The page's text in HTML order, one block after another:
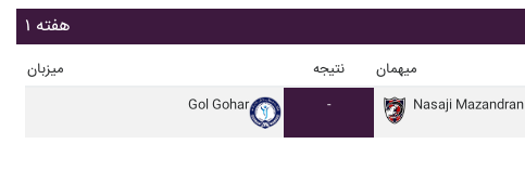
هفته ۱
میزبان نتیجه میهمان
Gol Gohar - Nasaji Mazandran